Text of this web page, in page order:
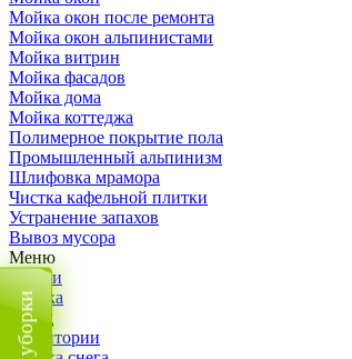
Мойка окон после ремонта
Мойка окон альпинистами
Мойка витрин
Мойка фасадов
Мойка дома
Мойка коттеджа
Полимерное покрытие пола
Промышленный альпинизм
Шлифовка мрамора
Чистка кафельной плитки
Устранение запахов
Вывоз мусора
Меню
Услуги
Уборка
Назад
Территории